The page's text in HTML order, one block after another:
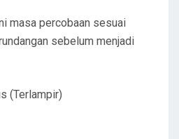
masa percobaan sesuai
sebelum menjadi
(Terlampir)